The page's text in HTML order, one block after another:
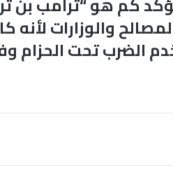
والوزارات لأنه
الضرب تحت الحزام